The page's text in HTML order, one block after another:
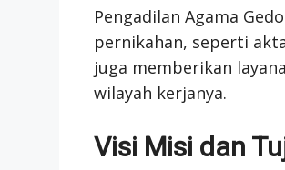
Pengadilan Agama
pernikahan, seperti
juga memberikan
wilayah kerjanya.
Visi Misi dan